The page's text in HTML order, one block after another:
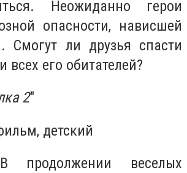
Неожиданно герои
опасности, нависшей
Смогут ли друзья спасти
всех его обитателей?
2"
детский
продолжении веселых